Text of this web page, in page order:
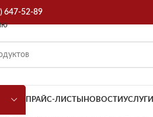
647-52-89
ПРАЙС-ЛИСТЫ НОВОСТИУСЛУГИ